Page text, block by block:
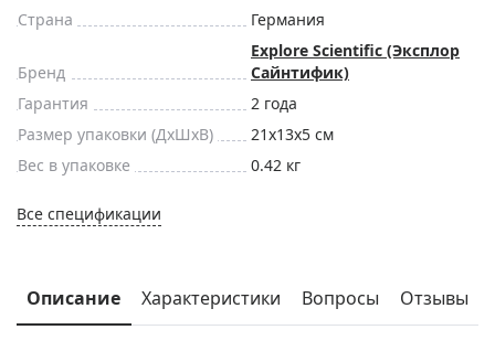
Страна
Германия
Бренд
Explore Scientific (Эксплор
Сайнтифик)
Гарантия
2 года
Размер упаковки (ДxШxВ)
21x13x5 см
Вес в упаковке
0.42 кг
Все спецификации
Описание Характеристики Вопросы Отзывы